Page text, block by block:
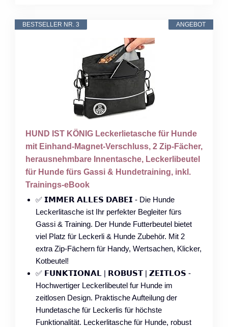
ANGEBOT
BESTSELLER NR. 3
HUND IST KÖNIG Leckerlietasche für Hunde
mit Einhand-Magnet-Verschluss, 2 Zip-Fächer,
herausnehmbare Innentasche, Leckerlibeutel
für Hunde fürs Gassi & Hundetraining, inkl.
Trainings-eBook
✅ 𝗜𝗠𝗠𝗘𝗥 𝗔𝗟𝗟𝗘𝗦 𝗗𝗔𝗕𝗘𝗜 - Die Hunde
Leckerlitasche ist Ihr perfekter Begleiter fürs
Gassi & Training. Der Hunde Futterbeutel bietet
viel Platz für Leckerli & Hunde Zubehör. Mit 2
extra Zip-Fächern für Handy, Wertsachen, Klicker,
Kotbeutel!
✅ 𝗙𝗨𝗡𝗞𝗧𝗜𝗢𝗡𝗔𝗟 | 𝗥𝗢𝗕𝗨𝗦𝗧 | 𝗭𝗘𝗜𝗧𝗟𝗢𝗦 -
Hochwertiger Leckerlibeutel fur Hunde im
zeitlosen Design. Praktische Aufteilung der
Hundetasche für Leckerlis für höchste
Funktionalität. Leckerlitasche für Hunde, robust